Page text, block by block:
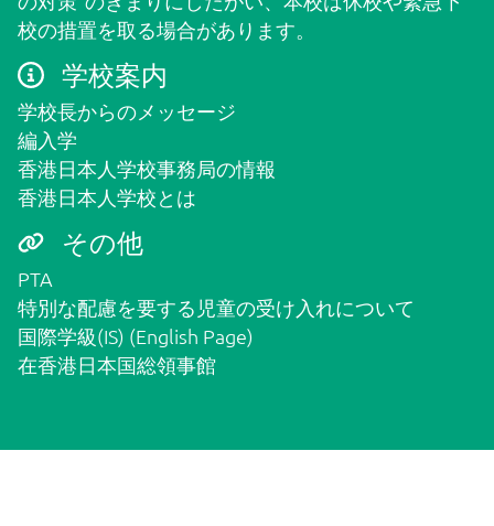
校の措置を取る場合があります。
学校案内
学校長からのメッセージ
編入学
香港日本人学校事務局の情報
香港日本人学校とは
その他
PTA
特別な配慮を要する児童の受け入れについて
国際学級(IS) (English Page)
在香港日本国総領事館